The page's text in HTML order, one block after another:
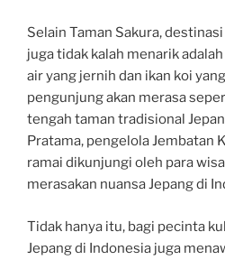
Selain Taman Sakura,
juga tidak kalah menarik
air yang jernih dan ikan koi
pengunjung akan merasa
tengah taman tradisional
Pratama, pengelola Jembatan
ramai dikunjungi oleh para
merasakan nuansa Jepang di
Tidak hanya itu, bagi pecinta
Jepang di Indonesia juga